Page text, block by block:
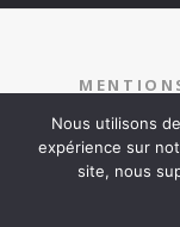
RECRUTEMENT
Nous utilisons
expérience sur
site, nous